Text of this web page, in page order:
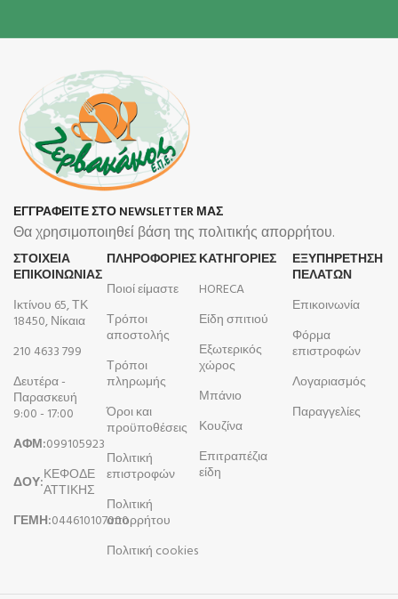
ΕΓΓΡΑΦΕΙΤΕ ΣΤΟ NEWSLETTER ΜΑΣ
Θα χρησιμοποιηθεί βάση της πολιτικής απορρήτου.
ΣΤΟΙΧΕΙΑ
ΕΠΙΚΟΙΝΩΝΙΑΣ
Ικτίνου 65, ΤΚ
18450, Νίκαια
210 4633 799
Δευτέρα -
Παρασκευή
9:00 - 17:00
ΑΦΜ:099105923
ΔΟΥ:ΚΕΦΟΔΕ
ΑΤΤΙΚΗΣ
ΓΕΜΗ:044610107000
ΠΛΗΡΟΦΟΡΊΕΣ
Ποιοί είμαστε
Τρόποι
αποστολής
Τρόποι
πληρωμής
Όροι και
προϋποθέσεις
Πολιτική
επιστροφών
Πολιτική
απορρήτου
Πολιτική cookies
ΚΑΤΗΓΟΡΙΕΣ
HORECA
Είδη σπιτιού
Εξωτερικός
χώρος
Μπάνιο
Κουζίνα
Επιτραπέζια
είδη
ΕΞΥΠΗΡΕΤΗΣΗ
ΠΕΛΑΤΩΝ
Επικοινωνία
Φόρμα
επιστροφών
Λογαριασμός
Παραγγελίες